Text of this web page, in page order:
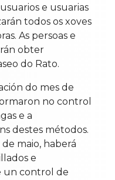
e usuarias
todos os xoves
As persoas e
obter
do Rato.
do mes de
no control
e a
destes métodos.
de maio, haberá
e
un control de